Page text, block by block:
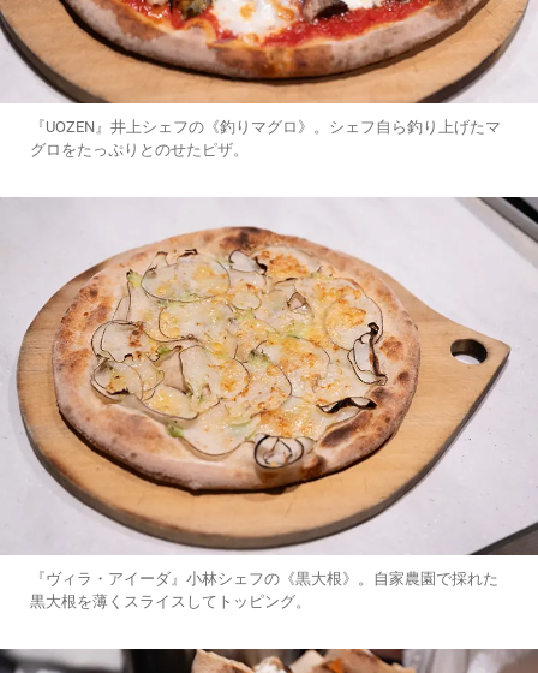
『UOZEN』井上シェフの《釣りマグロ》。シェフ自ら釣り上げたマ
グロをたっぷりとのせたピザ。
『ヴィラ・アイーダ』小林シェフの《黒大根》。自家農園で採れた
黒大根を薄くスライスしてトッピング。